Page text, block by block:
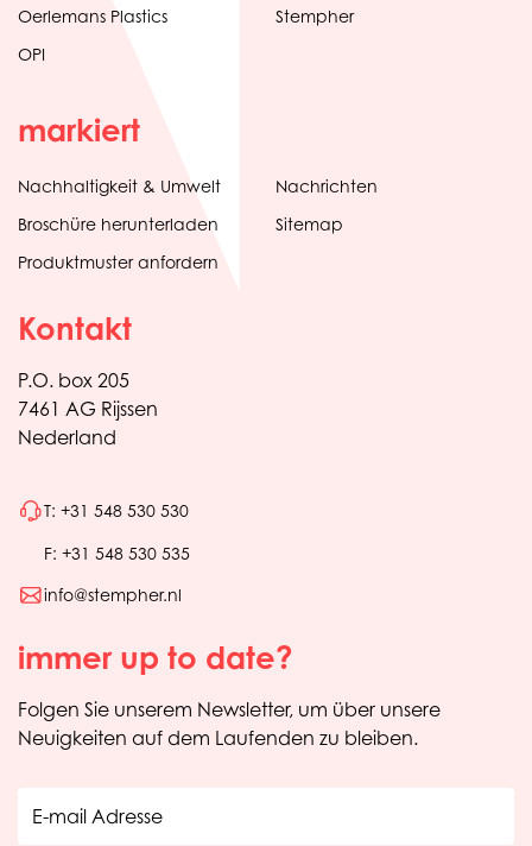
Oerlemans Plastics
OPI
Stempher
markiert
Nachhaltigkeit & Umwelt
Broschüre herunterladen
Produktmuster anfordern
Nachrichten
Sitemap
Kontakt
P.O. box 205
7461 AG Rijssen
Nederland
T: +31 548 530 530
F: +31 548 530 535
info@stempher.nl
immer up to date?
Folgen Sie unserem Newsletter, um über unsere
Neuigkeiten auf dem Laufenden zu bleiben.
E-mail Adresse